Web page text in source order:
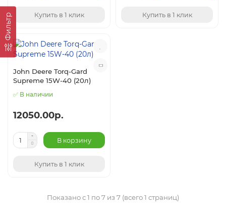
Фильтр Купить в 1 клик Купить в 1 клик
John Deere Torq-Gard
Supreme 15W-40 (20л)
✅ В наличии
12050.00р.
В корзину
Купить в 1 клик
Показано с 1 по 7 из 7 (всего 1 страниц)